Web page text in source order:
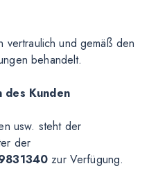
und gemäß den
behandelt.
des Kunden
usw. steht der
der
zur Verfügung.